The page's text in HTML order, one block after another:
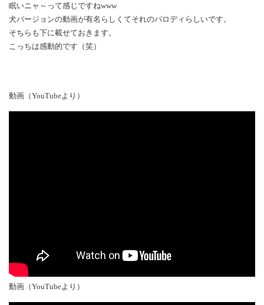
眠いニャ～って感じですねwww
犬バージョンの動画が有名らしくてそれのパロディらしいです。
そちらも下に載せておきます。
こっちは感動的です（笑）
動画（YouTubeより）
動画（YouTubeより）